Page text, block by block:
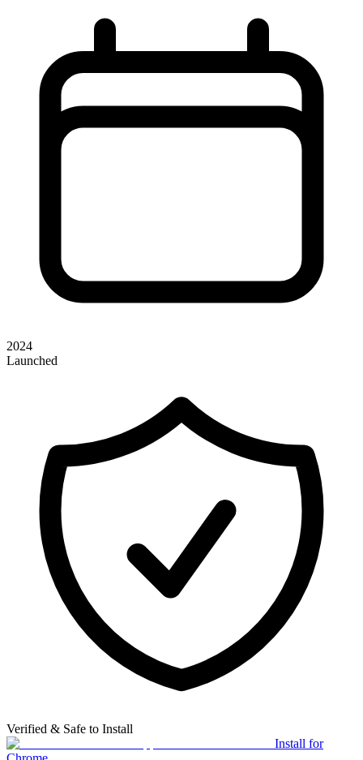
2024
Launched
Verified & Safe to Install
Install for